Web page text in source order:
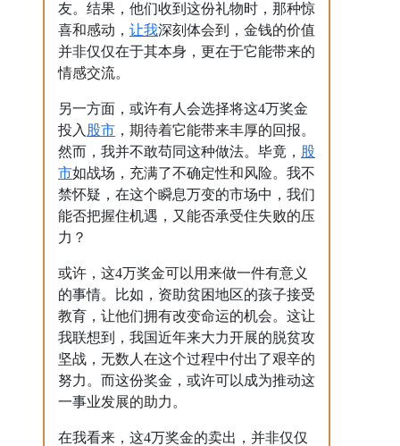
友。结果，他们收到这份礼物时，那种惊
喜和感动， 让我深刻体会到，金钱的价值
并非仅仅在于其本身，更在于它能带来的
情感交流。
另一方面，或许有人会选择将这4万奖金
投入股市 ，期待着它能带来丰厚的回报。
然而，我并不敢苟同这种做法。毕竟， 股
市如战场，充满了不确定性和风险。我不
禁怀疑，在这个瞬息万变的市场中，我们
能否把握住机遇，又能否承受住失败的压
力？
或许，这4万奖金可以用来做一件有意义
的事情。比如，资助贫困地区的孩子接受
教育，让他们拥有改变命运的机会。这让
我联想到，我国近年来大力开展的脱贫攻
坚战，无数人在这个过程中付出了艰辛的
努力。而这份奖金，或许可以成为推动这
一事业发展的助力。
在我看来，这4万奖金的卖出，并非仅仅